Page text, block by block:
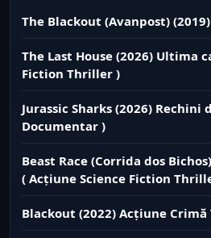
The Blackout (Avanpost)
The Last House (2026) Ultima
Fiction Thriller )
Jurassic Sharks (2026) Rechini
Documentar )
Beast Race (Corrida dos
( Acțiune Science Fiction
Blackout (2022) Acțiune